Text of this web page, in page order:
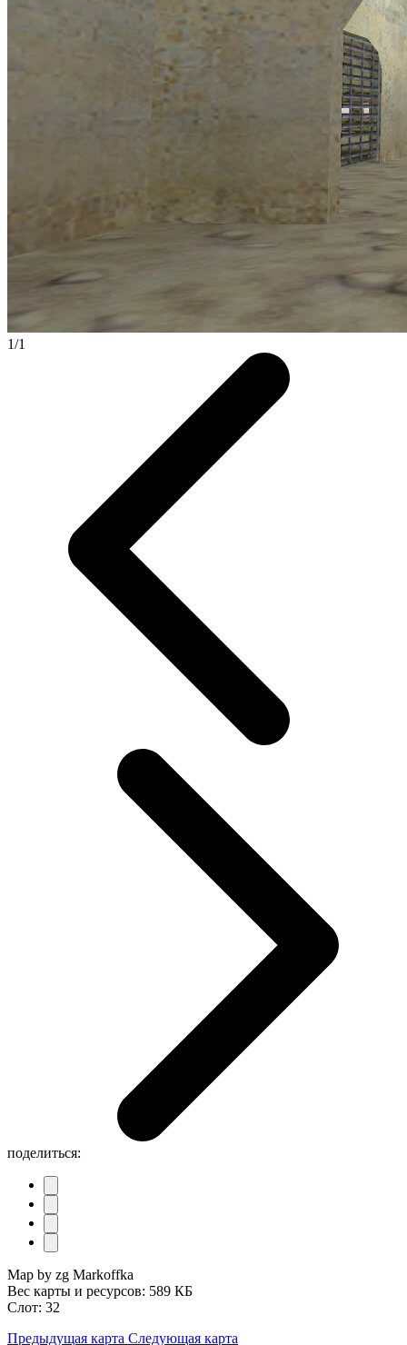
1/1
поделиться:
Map by zg Markoffka
Вес карты и ресурсов: 589 КБ
Слот: 32
Предыдущая карта Следующая карта